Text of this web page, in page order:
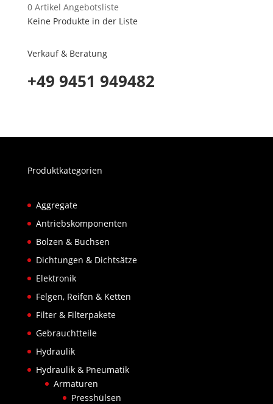
0Artikel Angebotsliste
Keine Produkte in der Liste
Verkauf & Beratung
+49 9451 949482
Produktkategorien
Aggregate
Antriebskomponenten
Bolzen & Buchsen
Dichtungen & Dichtsätze
Elektronik
Felgen, Reifen & Ketten
Filter & Filterpakete
Gebrauchtteile
Hydraulik
Hydraulik & Pneumatik
Armaturen
Presshülsen